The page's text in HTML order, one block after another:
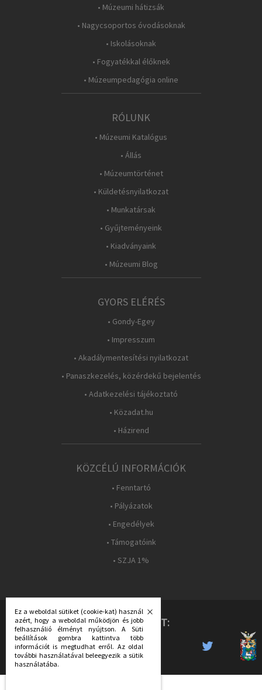
• Múzeumi hátizsák
• Nagycsoportos óvodásoknak
• Iskolásoknak
• Fogyatékkal élőknek
• Múzeumpedagógia online
RÓLUNK
• Múzeumi Katalógus
• Állás
• Múzeumtörténet
• Küldetésnyilatkozat
• Munkatársak
• Gyűjteményeink
• Kiadványaink
• Múzeumi Blog
GYORS ELÉRÉS
• Gondy-Egey
• Impresszum
• Akadálymentesítési nyilatkozat
• Panaszkezelés, közérdekű bejelentés
• Adatkezelési tájékoztató
• Közadat.hu
• Házirend
KÖZCÉLÚ INFORMÁCIÓK
• Fenntartó
• Pályázatok
• Engedélyek
• Támogatóink
• SZJA 1%
KÖVESS MINKET:
Ez a weboldal sütiket (cookie-kat) használ
azért, hogy a weboldal működjön és jobb
felhasználió élményt nyújtson. A Süti
beállítások gombra kattintva több
információt is megtudhat erről. Az oldal
további használatával beleegyezik a sütik
használatába.